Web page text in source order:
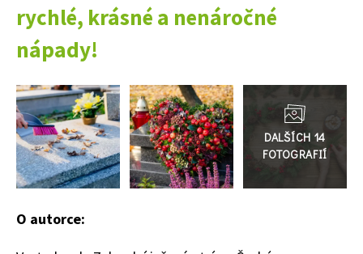
65 Kč
Objednat >
rychlé, krásné a nenáročné
nápady!
Přejít
do
galerie
O autorce: